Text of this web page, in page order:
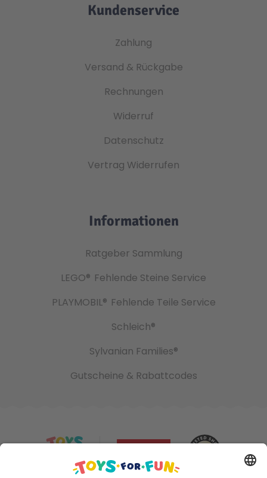
Kundenservice
Zahlung
Versand & Rückgabe
Rechnungen
Widerruf
Datenschutz
Vertrag Widerrufen
Informationen
Ratgeber Sammlung
LEGO® Fehlende Steine Service
PLAYMOBIL® Fehlende Teile Service
Schleich®
Sylvanian Families®
Gutscheine & Rabattcodes